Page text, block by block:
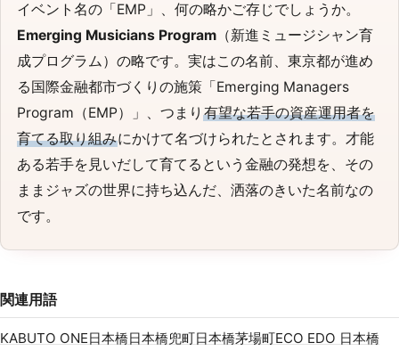
イベント名の「EMP」、何の略かご存じでしょうか。
Emerging Musicians Program （新進ミュージシャン育
成プログラム）の略です。実はこの名前、東京都が進め
る国際金融都市づくりの施策「Emerging Managers
Program（EMP）」、つまり有望な若手の資産運用者を
育てる取り組みにかけて名づけられたとされます。才能
ある若手を見いだして育てるという金融の発想を、その
ままジャズの世界に持ち込んだ、洒落のきいた名前なの
です。
関連用語
KABUTO ONE日本橋日本橋兜町日本橋茅場町ECO EDO 日本橋